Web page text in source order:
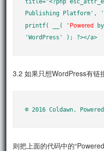
Publishing Platform',
printf( __( ' Powered
'WordPress' ); ?></a>
3.2 如果只想WordPress有链
© 2016 Coldawn.
则把上面的代码中的